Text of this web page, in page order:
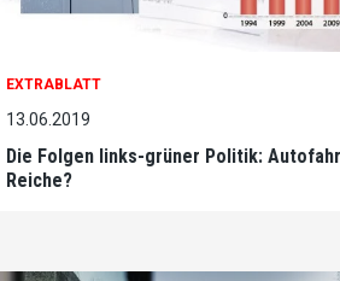
EXTRABLATT
13.06.2019
Die Folgen links-grüner Politik:
Reiche?